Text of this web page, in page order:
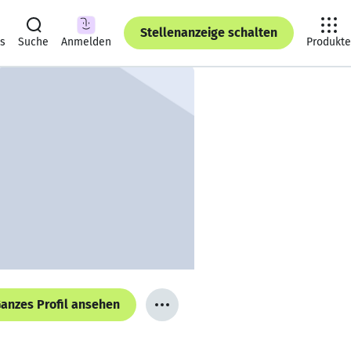
Suche Anmelden
Stellenanzeige schalten
Produkte
Profil ansehen